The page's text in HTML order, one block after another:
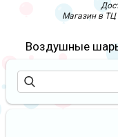
Магазин в ТЦ
Воздушные